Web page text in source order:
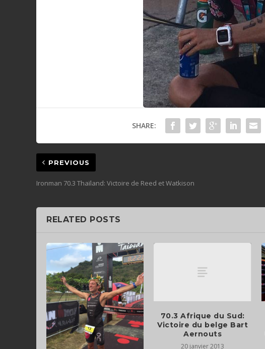
SHARE:
PREVIOUS
Ironman 70.3 Thaïland: Victoire de Reed et Watkison
RELATED POSTS
70.3 Afrique du Sud:
Victoire du belge Bart
Aernouts
20 janvier 2013